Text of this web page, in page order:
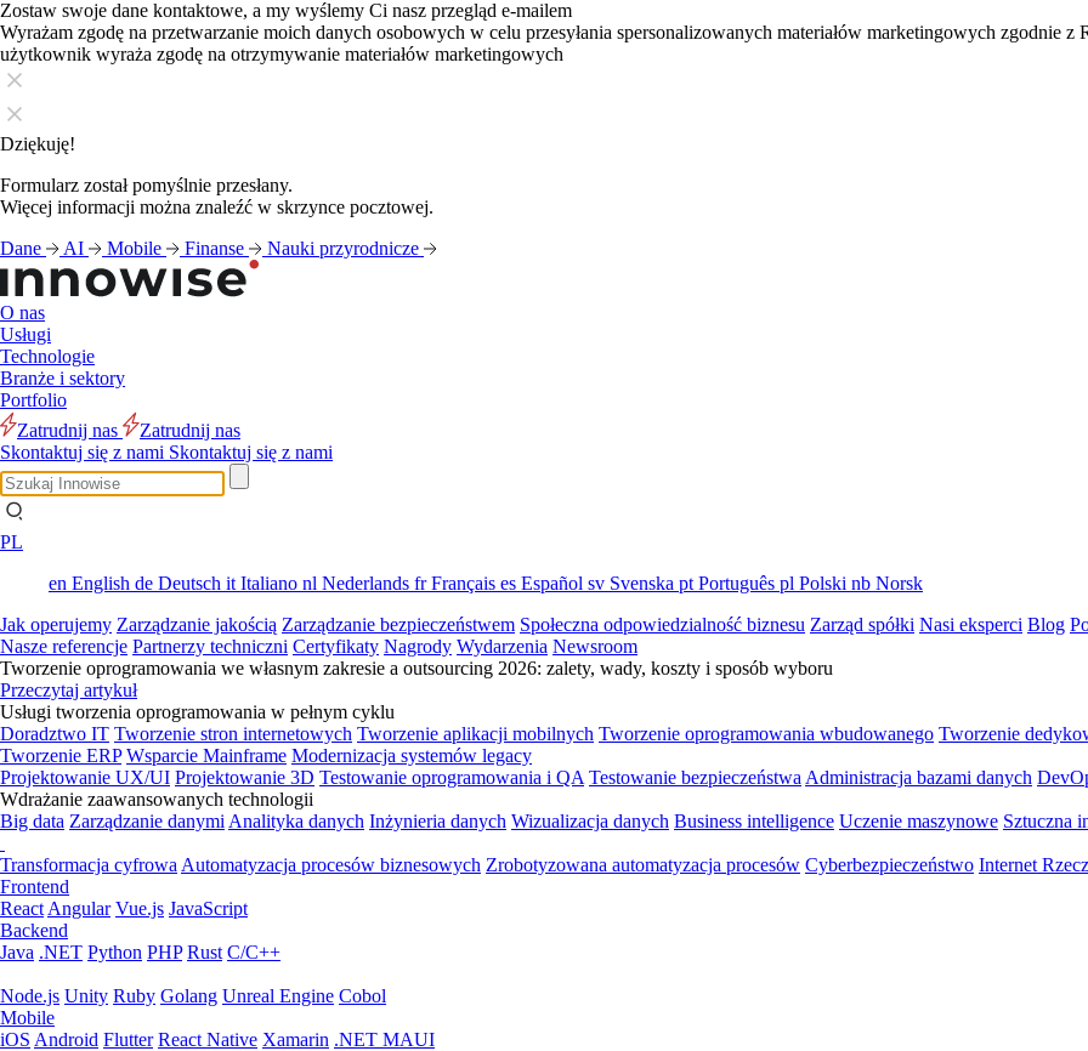
Zostaw swoje dane kontaktowe, a my wyślemy Ci nasz przegląd e-mailem
Wyrażam zgodę na przetwarzanie moich danych osobowych w celu przesyłania spersonalizowanych materiałów marketingowych zgodnie z
użytkownik wyraża zgodę na otrzymywanie materiałów marketingowych
Dziękuję!
Formularz został pomyślnie przesłany.
Więcej informacji można znaleźć w skrzynce pocztowej.
Dane
AI Mobile Finanse Nauki przyrodnicze
O nas
Usługi
Technologie
Branże i sektory
Portfolio
Zatrudnij nas
Zatrudnij nas
Skontaktuj się z nami Skontaktuj się z nami
PL
en English de Deutsch it Italiano nl Nederlands frFrançais es Español sv Svenska pt Português pl Polski nb Norsk
Jak operujemy Zarządzanie jakością Zarządzanie bezpieczeństwem Społeczna odpowiedzialność biznesu Zarząd spółki Nasi eksperci Blog
Nasze referencje Partnerzy techniczni Certyfikaty Nagrody Wydarzenia Newsroom
Tworzenie oprogramowania we własnym zakresie a outsourcing 2026: zalety, wady, koszty i sposób wyboru
Przeczytaj artykuł
Usługi tworzenia oprogramowania w pełnym cyklu
Doradztwo IT Tworzenie stron internetowych Tworzenie aplikacji mobilnych Tworzenie oprogramowania wbudowanego Tworzenie
Tworzenie ERP Wsparcie Mainframe Modernizacja systemów legacy
Projektowanie UX/UI Projektowanie 3D Testowanie oprogramowania i QA Testowanie bezpieczeństwa Administracja bazami danych
Wdrażanie zaawansowanych technologii
Big data Zarządzanie danymi Analityka danych Inżynieria danych Wizualizacja danych Business intelligence Uczenie maszynowe Sztuczna
Transformacja cyfrowa Automatyzacja procesów biznesowych Zrobotyzowana automatyzacja procesów Cyberbezpieczeństwo Internet
Frontend
React Angular Vue.js JavaScript
Backend
Java .NET Python PHP Rust C/C++
Node.js Unity Ruby Golang Unreal Engine Cobol
Mobile
iOS Android Flutter React Native Xamarin .NET MAUI